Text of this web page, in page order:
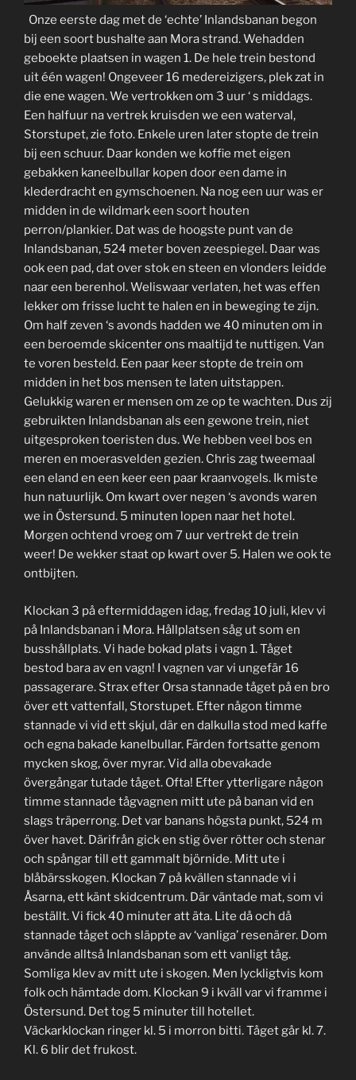
Onze eerste dag met de ‘echte’ Inlandsbanan begon
bij een soort bushalte aan Mora strand. Wehadden
geboekte plaatsen in wagen 1. De hele trein bestond
uit één wagen! Ongeveer 16 medereizigers, plek zat in
die ene wagen. We vertrokken om 3 uur ‘ s middags.
Een halfuur na vertrek kruisden we een waterval,
Storstupet, zie foto. Enkele uren later stopte de trein
bij een schuur. Daar konden we koffie met eigen
gebakken kaneelbullar kopen door een dame in
klederdracht en gymschoenen. Na nog een uur was er
midden in de wildmark een soort houten
perron/plankier. Dat was de hoogste punt van de
Inlandsbanan, 524 meter boven zeespiegel. Daar was
ook een pad, dat over stok en steen en vlonders leidde
naar een berenhol. Weliswaar verlaten, het was effen
lekker om frisse lucht te halen en in beweging te zijn.
Om half zeven ‘s avonds hadden we 40 minuten om in
een beroemde skicenter ons maaltijd te nuttigen. Van
te voren besteld. Een paar keer stopte de trein om
midden in het bos mensen te laten uitstappen.
Gelukkig waren er mensen om ze op te wachten. Dus zij
gebruikten Inlandsbanan als een gewone trein, niet
uitgesproken toeristen dus. We hebben veel bos en
meren en moerasvelden gezien. Chris zag tweemaal
een eland en een keer een paar kraanvogels. Ik miste
hun natuurlijk. Om kwart over negen ‘s avonds waren
we in Östersund. 5 minuten lopen naar het hotel.
Morgen ochtend vroeg om 7 uur vertrekt de trein
weer! De wekker staat op kwart over 5. Halen we ook te
ontbijten.
Klockan 3 på eftermiddagen idag, fredag 10 juli, klev vi
på Inlandsbanan i Mora. Hållplatsen såg ut som en
busshållplats. Vi hade bokad plats i vagn 1. Tåget
bestod bara av en vagn! I vagnen var vi ungefär 16
passagerare. Strax efter Orsa stannade tåget på en bro
över ett vattenfall, Storstupet. Efter någon timme
stannade vi vid ett skjul, där en dalkulla stod med kaffe
och egna bakade kanelbullar. Färden fortsatte genom
mycken skog, över myrar. Vid alla obevakade
övergångar tutade tåget. Ofta! Efter ytterligare någon
timme stannade tågvagnen mitt ute på banan vid en
slags träperrong. Det var banans högsta punkt, 524 m
över havet. Därifrån gick en stig över rötter och stenar
och spångar till ett gammalt björnide. Mitt ute i
blåbärsskogen. Klockan 7 på kvällen stannade vi i
Åsarna, ett känt skidcentrum. Där väntade mat, som vi
beställt. Vi fick 40 minuter att äta. Lite då och då
stannade tåget och släppte av ‘vanliga’ resenärer. Dom
använde alltså Inlandsbanan som ett vanligt tåg.
Somliga klev av mitt ute i skogen. Men lyckligtvis kom
folk och hämtade dom. Klockan 9 i kväll var vi framme i
Östersund. Det tog 5 minuter till hotellet.
Väckarklockan ringer kl. 5 i morron bitti. Tåget går kl. 7.
Kl. 6 blir det frukost.